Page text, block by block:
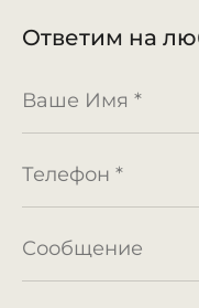
Ответим на